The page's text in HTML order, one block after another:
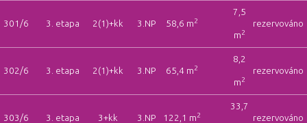
301/6 3. etapa 2(1)+kk 3.NP 58,6 m2
7,5
m2
rezervováno
302/6 3. etapa 2(1)+kk 3.NP 65,4 m2
8,2
m2
rezervováno
303/6 3. etapa 3+kk 3.NP 122,1 m2
33,7
rezervováno